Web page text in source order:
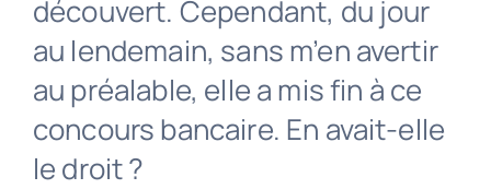
découvert. Cependant, du jour
au lendemain, sans m’en avertir
au préalable, elle a mis fin à ce
concours bancaire. En avait-elle
le droit ?